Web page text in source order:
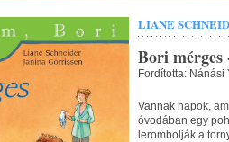
LIANE
Bori
Fordította: Nánási
Vannak napok,
óvodában egy
lerombolják a